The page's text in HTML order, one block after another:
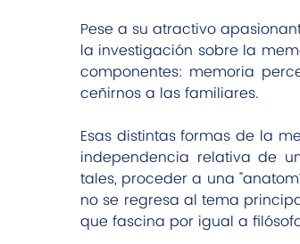
Pese a su atractivo
la investigación sobre la
componentes: memoria
ceñirnos a las familiares.
Esas distintas formas de la
independencia relativa de
tales, proceder a una
no se regresa al tema
que fascina por igual a